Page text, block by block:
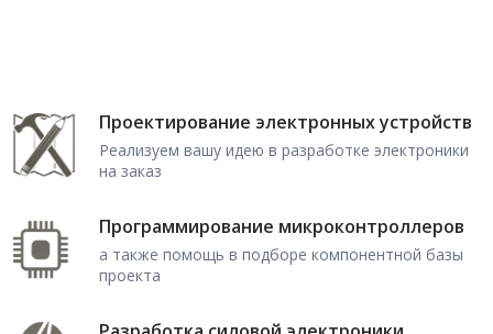
Проектирование электронных устройств
Реализуем вашу идею в разработке электроники
на заказ
Программирование микроконтроллеров
а также помощь в подборе компонентной базы
проекта